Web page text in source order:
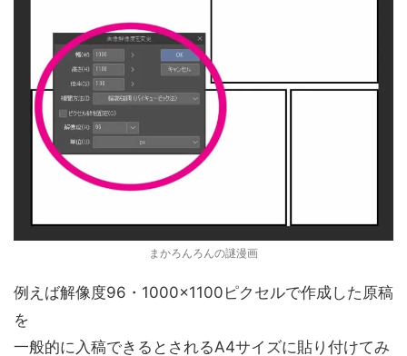
まかろんろんの謎漫画
例えば解像度96・1000×1100ピクセルで作成した原稿
を
一般的に入稿できるとされるA4サイズに貼り付けてみ